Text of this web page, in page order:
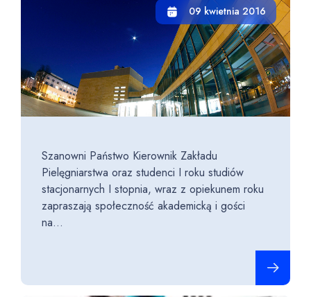
09 kwietnia 2016
Szanowni Państwo Kierownik Zakładu
Pielęgniarstwa oraz studenci I roku studiów
stacjonarnych I stopnia, wraz z opiekunem roku
zapraszają społeczność akademicką i gości
na...